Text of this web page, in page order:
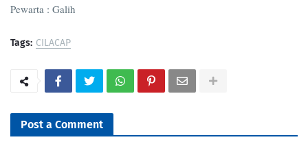
Pewarta : Galih
Tags: CILACAP
Post a Comment